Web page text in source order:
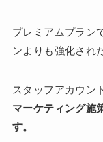
プレミアムプラン
ンよりも強化され
スタッフアカウン
マーケティング施
す。